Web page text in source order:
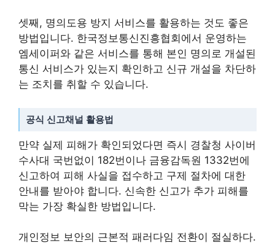
셋째, 명의도용 방지 서비스를 활용하는 것도 좋은
방법입니다. 한국정보통신진흥협회에서 운영하는
엠세이퍼와 같은 서비스를 통해 본인 명의로 개설된
통신 서비스가 있는지 확인하고 신규 개설을 차단하
는 조치를 취할 수 있습니다.
공식 신고채널 활용법
만약 실제 피해가 확인되었다면 즉시 경찰청 사이버
수사대 국번없이 182번이나 금융감독원 1332번에
신고하여 피해 사실을 접수하고 구제 절차에 대한
안내를 받아야 합니다. 신속한 신고가 추가 피해를
막는 가장 확실한 방법입니다.
개인정보 보안의 근본적 패러다임 전환이 절실하다.